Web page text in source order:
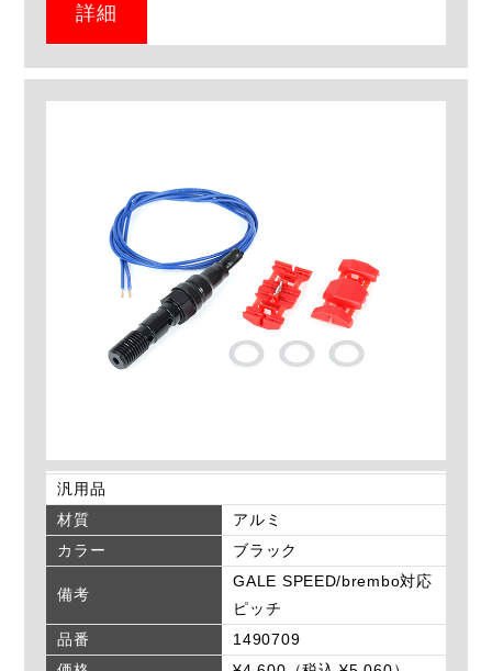
詳細
汎用品
材質
アルミ
カラー
ブラック
備考
GALE SPEED/brembo対応
ピッチ
品番
1490709